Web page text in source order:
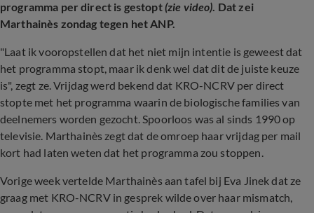
programma per direct is gestopt(zie video). Dat zei
Marthainès zondag tegen het ANP.
"Laat ik vooropstellen dat het niet mijn intentie is geweest dat
het programma stopt, maar ik denk wel dat dit de juiste keuze
is", zegt ze. Vrijdag werd bekend dat KRO-NCRV per direct
stopte met het programma waarin de biologische families van
deelnemers worden gezocht. Spoorloos was al sinds 1990 op
televisie. Marthainès zegt dat de omroep haar vrijdag per mail
kort had laten weten dat het programma zou stoppen.
Vorige week vertelde Marthainès aan tafel bij Eva Jinek dat ze
graag met KRO-NCRV in gesprek wilde over haar mismatch,